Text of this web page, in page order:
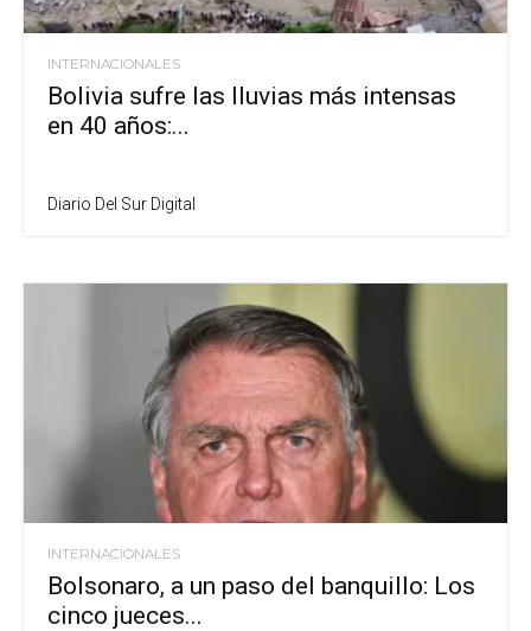
INTERNACIONALES
Bolivia sufre las lluvias más intensas
en 40 años:...
Diario Del Sur Digital
INTERNACIONALES
Bolsonaro, a un paso del banquillo: Los
cinco jueces...